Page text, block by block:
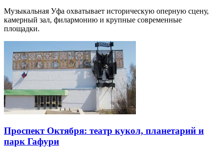
Музыкальная Уфа охватывает историческую оперную сцену,
камерный зал, филармонию и крупные современные
площадки.
Проспект Октября: театр кукол, планетарий и
парк Гафури